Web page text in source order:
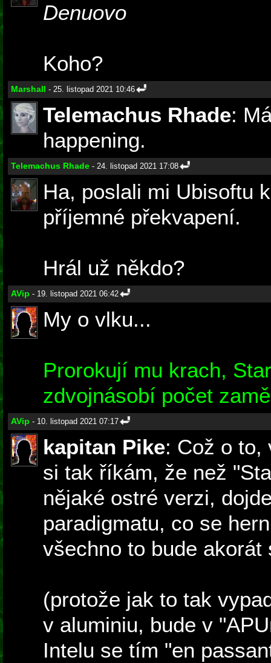
Denuovo
Koho?
Marshall - 25. listopad 2021 10:46
Telemachus Rhade:
happening.
Telemachus Rhade - 24. listopad 2021 17:08
Ha, poslali mi Ubisoftu
příjemné překvapení.
Hrál už někdo?
AVip - 19. listopad 2021 06:42
My o vlku...
Prorokují mu krach,
zdvojnásobí počet
AVip - 10. listopad 2021 07:17
kapitan Pike: Což o to,
si tak říkám, že než
nějaké ostré verzi,
paradigmatu, co se
všechno to bude
(protože jak to tak
v aluminiu, bude v
Intelu se tím "en